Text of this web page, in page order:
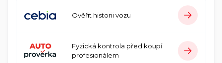
Ověřit historii vozu
Fyzická kontrola před koupí
profesionálem